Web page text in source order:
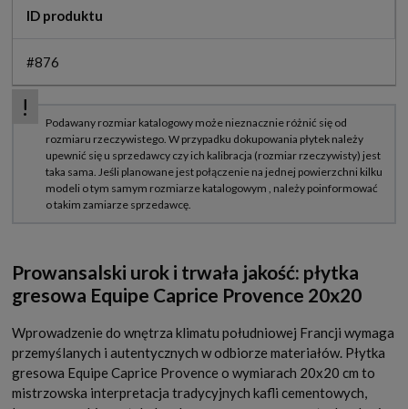
ID produktu
#876
Prowansalski urok i trwała jakość: płytka
gresowa Equipe Caprice Provence 20x20
Wprowadzenie do wnętrza klimatu południowej Francji wymaga
przemyślanych i autentycznych w odbiorze materiałów. Płytka
gresowa Equipe Caprice Provence o wymiarach 20x20 cm to
mistrzowska interpretacja tradycyjnych kafli cementowych,